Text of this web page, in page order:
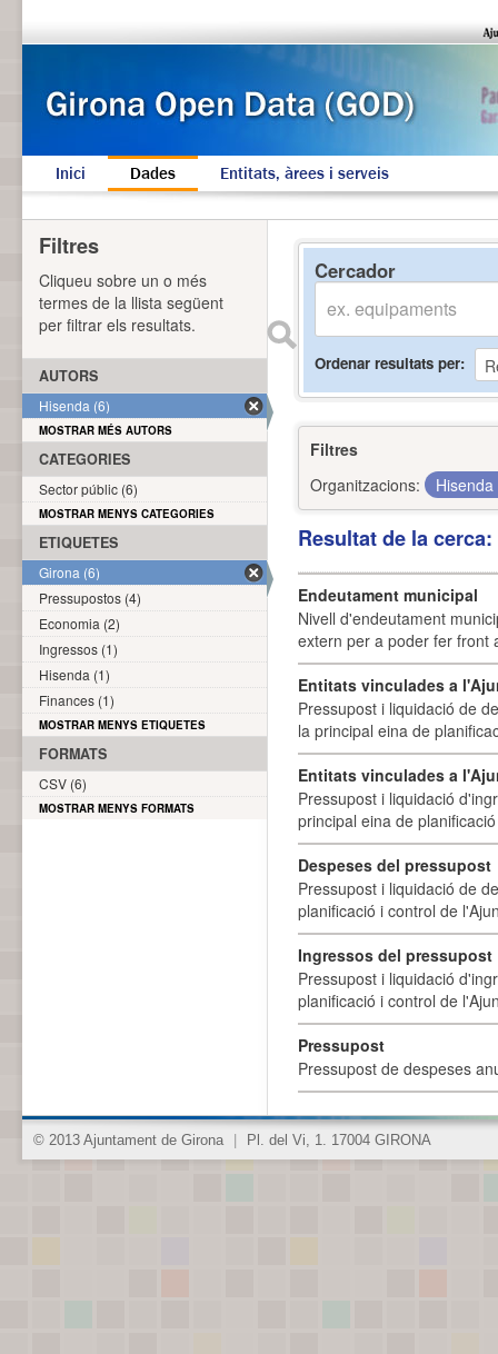
Inici Dades Entitats, àrees i serveis
Cercador
Ordenar resultats per
Filtres
Organitzacions:
Hisenda
Resultat de la
Endeutament municipal
Nivell d'endeutament
extern per a poder fer front
Entitats vinculades a
Pressupost i liquidació de
la principal eina de
Entitats vinculades a
Pressupost i liquidació
principal eina de
Despeses del pressupost
Pressupost i liquidació de
planificació i control de
Ingressos del pressupost
Pressupost i liquidació
planificació i control de
Pressupost
Pressupost de despeses
Filtres
Cliqueu sobre un o més
termes de la llista següent
per filtrar els resultats.
AUTORS
Hisenda (6)
MOSTRAR MÉS AUTORS
CATEGORIES
Sector públic (6)
MOSTRAR MENYS CATEGORIES
ETIQUETES
Girona (6)
Pressupostos (4)
Economia (2)
Ingressos (1)
Hisenda (1)
Finances (1)
MOSTRAR MENYS ETIQUETES
FORMATS
CSV (6)
MOSTRAR MENYS FORMATS
© 2013 Ajuntament de Girona Pl. del Vi, 1. 17004 GIRONA